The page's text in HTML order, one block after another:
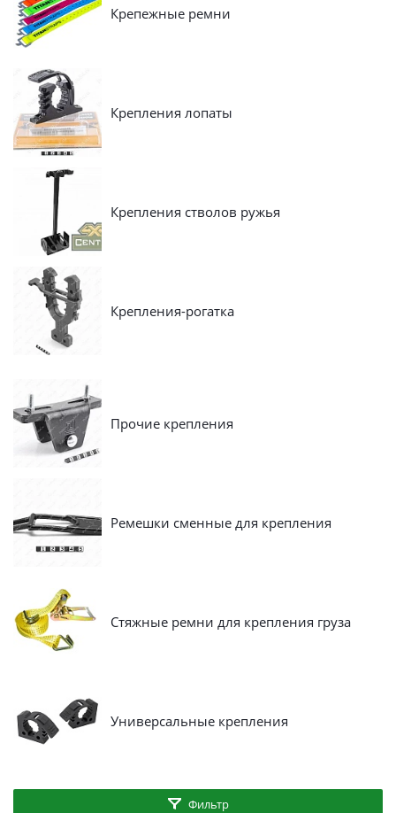
Крепежные ремни
Крепления лопаты
Крепления стволов ружья
Крепления-рогатка
Прочие крепления
Ремешки сменные для крепления
Стяжные ремни для крепления груза
Универсальные крепления
Фильтр